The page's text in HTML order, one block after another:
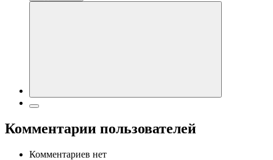
Комментарии пользователей
Комментариев нет